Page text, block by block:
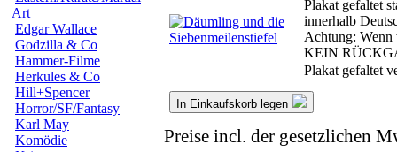
Art
Edgar Wallace
Godzilla & Co
Hammer-Filme
Herkules & Co
Hill+Spencer
Horror/SF/Fantasy
Karl May
Komödie
Plakat gefaltet
innerhalb
Achtung: Wenn
KEIN
Plakat gefaltet
In Einkaufskorb legen
Preise incl. der gesetzlichen